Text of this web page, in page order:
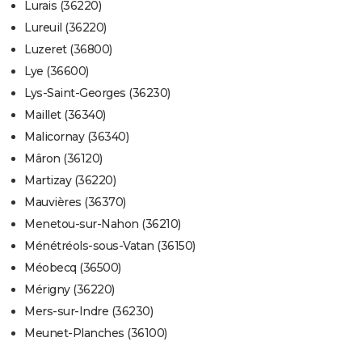
Lurais (36220)
Lureuil (36220)
Luzeret (36800)
Lye (36600)
Lys-Saint-Georges (36230)
Maillet (36340)
Malicornay (36340)
Mâron (36120)
Martizay (36220)
Mauvières (36370)
Menetou-sur-Nahon (36210)
Ménétréols-sous-Vatan (36150)
Méobecq (36500)
Mérigny (36220)
Mers-sur-Indre (36230)
Meunet-Planches (36100)